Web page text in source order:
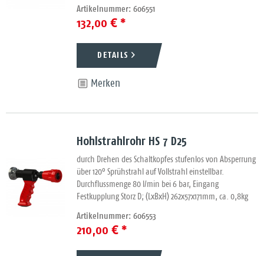
Artikelnummer: 606551
132,00 € *
DETAILS
Merken
Hohlstrahlrohr HS 7 D25
durch Drehen des Schaltkopfes stufenlos von Absperrung
über 120° Sprühstrahl auf Vollstrahl einstellbar.
Durchflussmenge 80 l/min bei 6 bar, Eingang
Festkupplung Storz D; (LxBxH) 262x57x171mm, ca. 0,8kg
Artikelnummer: 606553
210,00 € *